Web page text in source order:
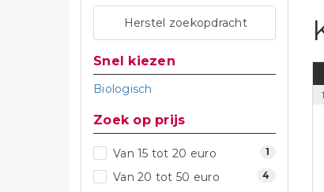
Herstel zoekopdracht
Snel kiezen
Biologisch
Zoek op prijs
Van 15 tot 20 euro 1
Van 20 tot 50 euro 4
1